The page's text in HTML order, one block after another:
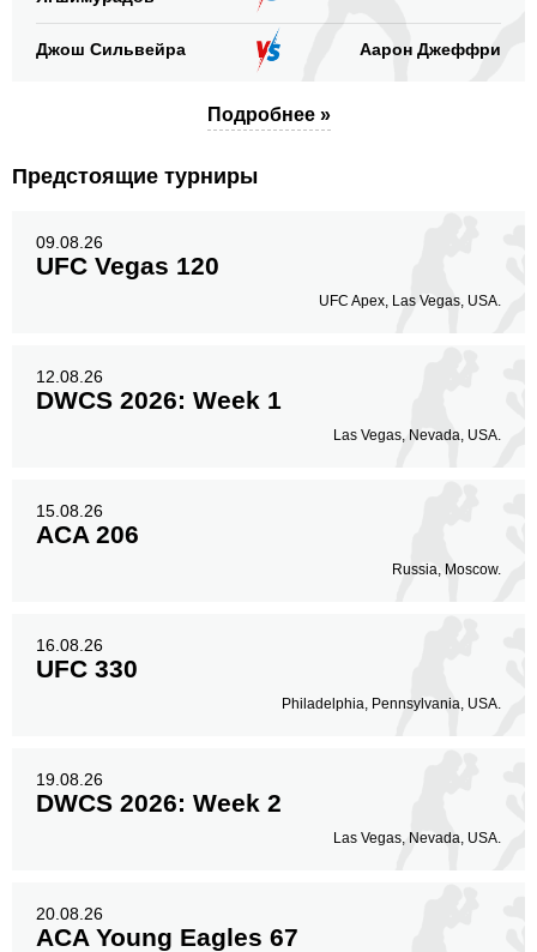
Джош Сильвейра Аарон Джеффри
Подробнее »
Предстоящие турниры
09.08.26
UFC Vegas 120
UFC Apex, Las Vegas, USA.
12.08.26
DWCS 2026: Week 1
Las Vegas, Nevada, USA.
15.08.26
ACA 206
Russia, Moscow.
16.08.26
UFC 330
Philadelphia, Pennsylvania, USA.
19.08.26
DWCS 2026: Week 2
Las Vegas, Nevada, USA.
20.08.26
ACA Young Eagles 67